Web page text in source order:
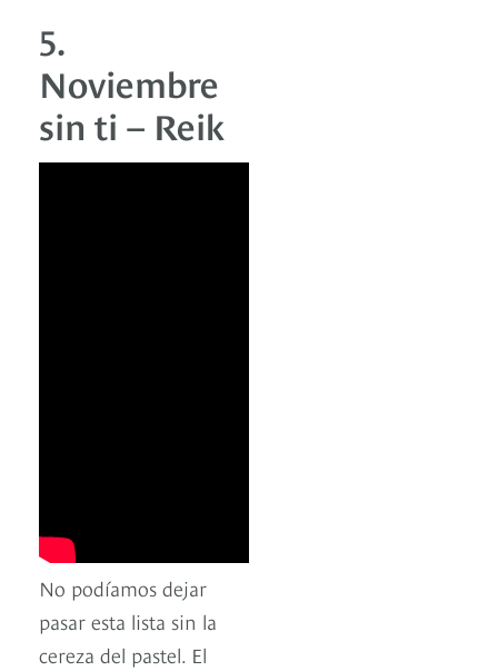
5.
Noviembre
sin ti – Reik
No podíamos dejar
pasar esta lista sin la
cereza del pastel. El